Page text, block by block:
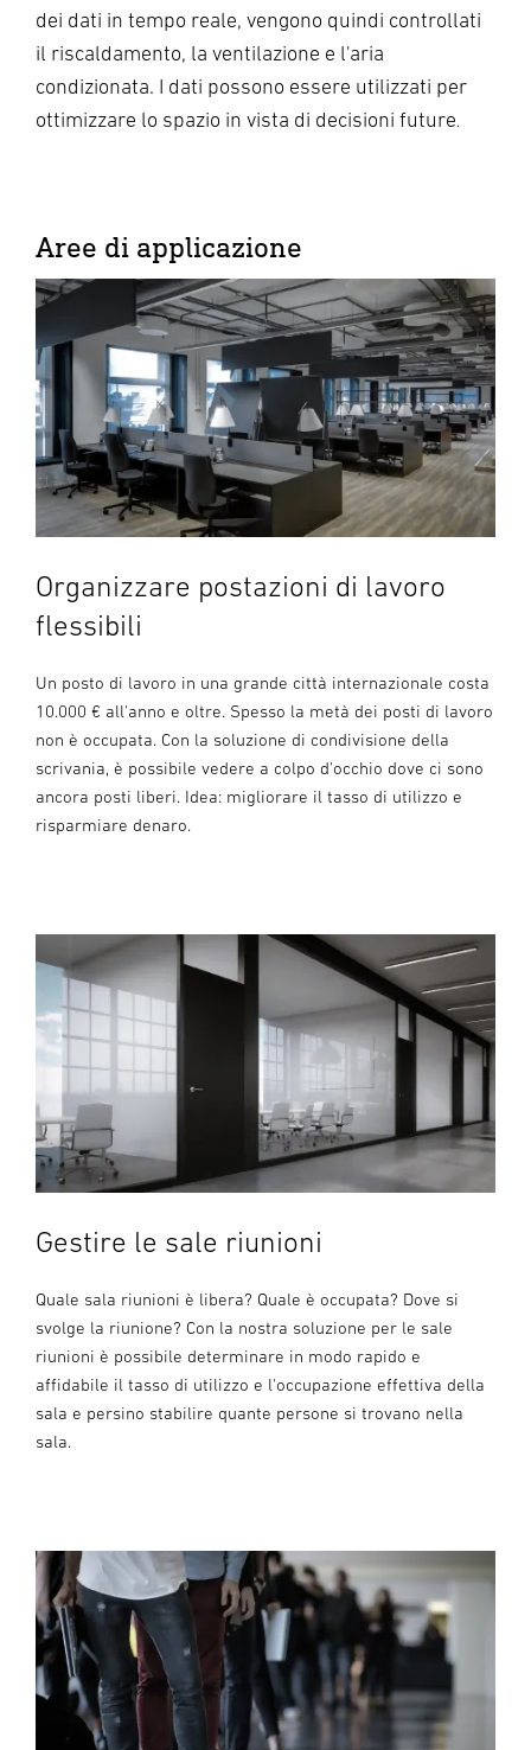
dei dati in tempo reale, vengono quindi controllati
il riscaldamento, la ventilazione e l'aria
condizionata. I dati possono essere utilizzati per
ottimizzare lo spazio in vista di decisioni future.
Aree di applicazione
Organizzare postazioni di lavoro
flessibili
Un posto di lavoro in una grande città internazionale costa
10.000 € all'anno e oltre. Spesso la metà dei posti di lavoro
non è occupata. Con la soluzione di condivisione della
scrivania, è possibile vedere a colpo d'occhio dove ci sono
ancora posti liberi. Idea: migliorare il tasso di utilizzo e
risparmiare denaro.
Gestire le sale riunioni
Quale sala riunioni è libera? Quale è occupata? Dove si
svolge la riunione? Con la nostra soluzione per le sale
riunioni è possibile determinare in modo rapido e
affidabile il tasso di utilizzo e l'occupazione effettiva della
sala e persino stabilire quante persone si trovano nella
sala.